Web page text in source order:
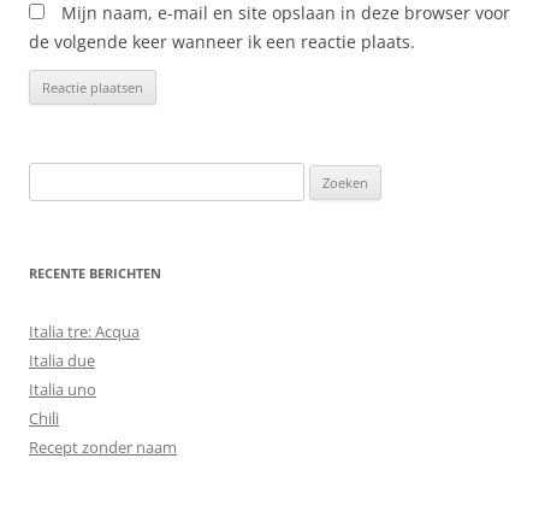
Mijn naam, e-mail en site opslaan in deze browser voor
de volgende keer wanneer ik een reactie plaats.
naar:
RECENTE BERICHTEN
Italia tre: Acqua
Italia due
Italia uno
Chili
Recept zonder naam